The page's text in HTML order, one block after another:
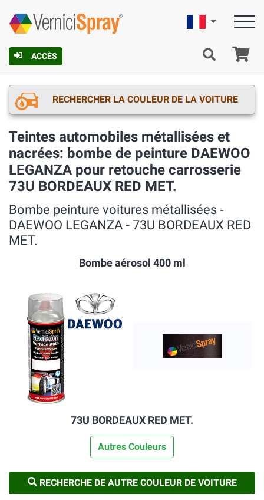
ACCÈS
Française
RECHERCHER LA COULEUR DE LA VOITURE
Teintes automobiles métallisées et
nacrées: bombe de peinture DAEWOO
LEGANZA pour retouche carrosserie
73U BORDEAUX RED MET.
Bombe peinture voitures métallisées ‐
DAEWOO LEGANZA ‐ 73U BORDEAUX RED
MET.
Bombe aérosol 400 ml
73U BORDEAUX RED MET.
Autres Couleurs
RECHERCHE DE AUTRE COULEUR DE VOITURE